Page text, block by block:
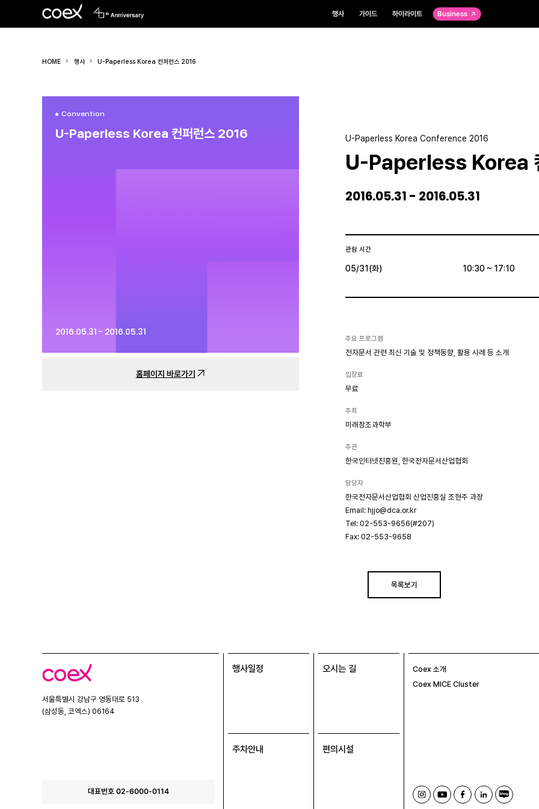
행사 가이드 하이라이트 Business
HOME 행사 U-Paperless Korea 컨퍼런스 2016
Convention
U-Paperless Korea 컨퍼런스 2016
2016.05.31 - 2016.05.31
홈페이지 바로가기
U-Paperless Korea Conference 2016
U-Paperless Korea
2016.05.31 - 2016.05.31
관람 시간
05/31(화) 10:30 ~ 17:10
주요 프로그램
전자문서 관련 최신 기술 및 정책동향, 활용 사례 등 소개
입장료
무료
주최
미래창조과학부
주관
한국인터넷진흥원, 한국전자문서산업협회
담당자
한국전자문서산업협회 산업진흥실 조현주 과장
Email: hjjo@dca.or.kr
Tel: 02-553-9656(#207)
Fax: 02-553-9658
목록보기
코
엑
서울특별시 강남구 영동대로 513
(삼성동, 코엑스) 06164
대표번호 02-6000-0114
행사일정 오시는 길
주차안내 편의시설
Coex 소개
Coex MICE Cluster
인
스
유
튜
페
이
링
크
블
로